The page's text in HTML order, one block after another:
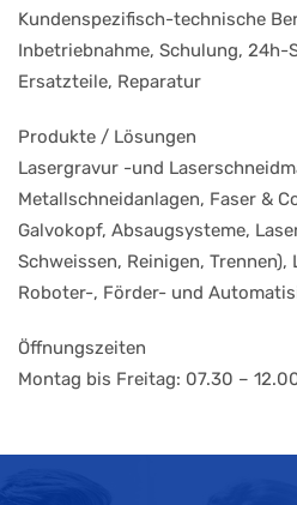
Kundenspezifisch-technische
Inbetriebnahme, Schulung, 24h-
Ersatzteile, Reparatur
Produkte / Lösungen
Lasergravur -und
Metallschneidanlagen, Faser &
Galvokopf, Absaugsysteme,
Schweissen, Reinigen, Trennen),
Roboter-, Förder- und
Öffnungszeiten
Montag bis Freitag: 07.30 –